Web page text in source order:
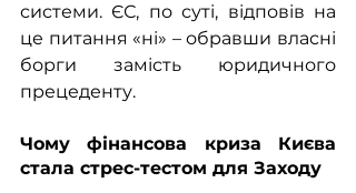
системи. ЄС, по суті, відповів на
це питання «ні» – обравши власні
борги замість юридичного
прецеденту.
Чому фінансова криза Києва
стала стрес-тестом для Заходу